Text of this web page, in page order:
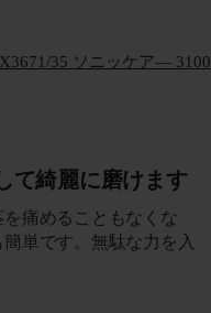
した。もう電動歯ブラ
35 ソニッケア― 3100
て綺麗に磨けます
痛めることもなくな
単です。無駄な力を入